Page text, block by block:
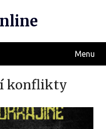
Menu
konflikty